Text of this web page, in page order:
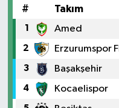
# Takım
1 Amed
2 Erzurumspor
3 Başakşehir
4 Kocaelispor